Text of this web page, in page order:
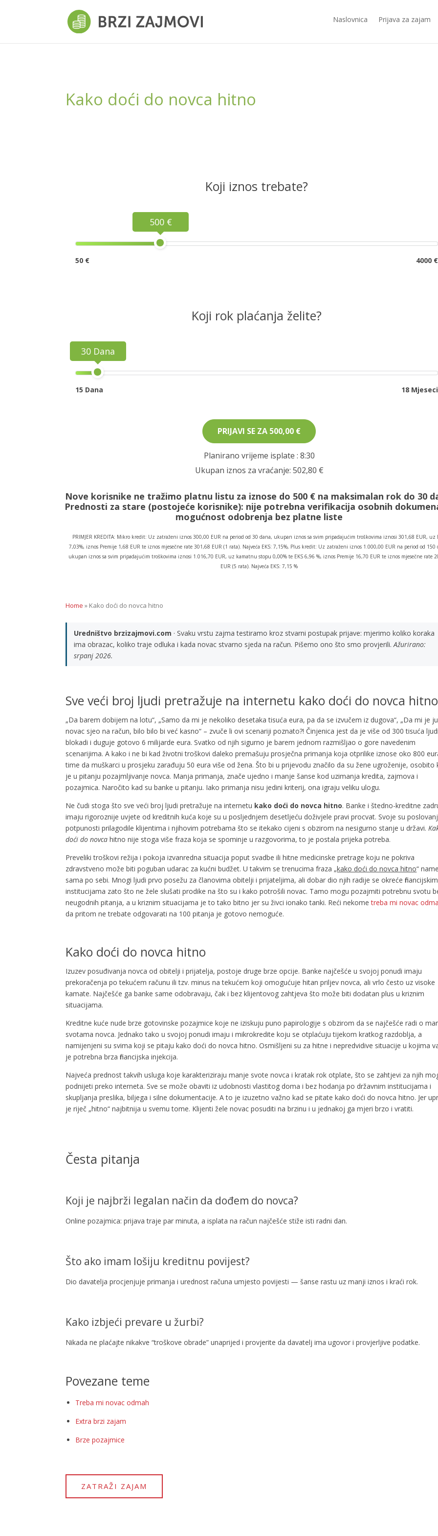
Naslovnica Prijava za zajam
Kako doći do novca hitno
Koji iznos trebate?
500 €
50 € 4000 €
Koji rok plaćanja želite?
30 Dana
15 Dana 18 Mjeseci
PRIJAVI SE ZA 500,00 €
Planirano vrijeme isplate : 8:30
Ukupan iznos za vraćanje: 502,80 €
Nove korisnike ne tražimo platnu listu za iznose do 500 € na maksimalan rok do 30
Prednosti za stare (postojeće korisnike): nije potrebna verifikacija osobnih
mogućnost odobrenja bez platne liste
PRIMJER KREDITA: Mikro kredit: Uz zatraženi iznos 300,00 EUR na period od 30 dana, ukupan iznos sa svim pripadajućim troškovima iznosi 301,68 EUR, uz
7,03%, iznos Premije 1,68 EUR te iznos mjesečne rate 301,68 EUR (1 rata). Najveća EKS: 7,15%, Plus kredit: Uz zatraženi iznos 1.000,00 EUR na period od 150
ukupan iznos sa svim pripadajućim troškovima iznosi 1.016,70 EUR, uz kamatnu stopu 0,00% te EKS 6,96 %, iznos Premije 16,70 EUR te iznos mjesečne rate
EUR (5 rata). Najveća EKS: 7,15 %
Home » Kako doći do novca hitno
Uredništvo brzizajmovi.com · Svaku vrstu zajma testiramo kroz stvarni postupak prijave: mjerimo koliko koraka
ima obrazac, koliko traje odluka i kada novac stvarno sjeda na račun. Pišemo ono što smo provjerili.Ažurirano:
srpanj 2026.
Sve veći broj ljudi pretražuje na internetu kako doći do novca hitno
„Da barem dobijem na lotu“, „Samo da mi je nekoliko desetaka tisuća eura, pa da se izvučem iz dugova“, „Da mi je
novac sjeo na račun, bilo bilo bi već kasno“ – zvuče li ovi scenariji poznato?! Činjenica jest da je više od 300 tisuća
blokadi i duguje gotovo 6 milijarde eura. Svatko od njih sigurno je barem jednom razmišljao o gore navedenim
scenarijima. A kako i ne bi kad životni troškovi daleko premašuju prosječna primanja koja otprilike iznose oko 800
time da muškarci u prosjeku zarađuju 50 eura više od žena. Što bi u prijevodu značilo da su žene ugroženije, osobito
je u pitanju pozajmljivanje novca. Manja primanja, znače ujedno i manje šanse kod uzimanja kredita, zajmova i
pozajmica. Naročito kad su banke u pitanju. Iako primanja nisu jedini kriterij, ona igraju veliku ulogu.
Ne čudi stoga što sve veći broj ljudi pretražuje na internetu kako doći do novca hitno. Banke i štedno-kreditne
imaju rigoroznije uvjete od kreditnih kuća koje su u posljednjem desetljeću doživjele pravi procvat. Svoje su
potpunosti prilagodile klijentima i njihovim potrebama što se itekako cijeni s obzirom na nesigurno stanje u državi.
doći do novca hitno nije stoga više fraza koja se spominje u razgovorima, to je postala prijeka potreba.
Preveliki troškovi režija i pokoja izvanredna situacija poput svadbe ili hitne medicinske pretrage koju ne pokriva
zdravstveno može biti poguban udarac za kućni budžet. U takvim se trenucima fraza „kako doći do novca hitno“
sama po sebi. Mnogi ljudi prvo posežu za članovima obitelji i prijateljima, ali dobar dio njih radije se okreće financijskim
institucijama zato što ne žele slušati prodike na što su i kako potrošili novac. Tamo mogu pozajmiti potrebnu svotu
neugodnih pitanja, a u kriznim situacijama je to tako bitno jer su živci ionako tanki. Reći nekometreba mi novac
da pritom ne trebate odgovarati na 100 pitanja je gotovo nemoguće.
Kako doći do novca hitno
Izuzev posuđivanja novca od obitelji i prijatelja, postoje druge brze opcije. Banke najčešće u svojoj ponudi imaju
prekoračenja po tekućem računu ili tzv. minus na tekućem koji omogućuje hitan priljev novca, ali vrlo često uz visoke
kamate. Najčešće ga banke same odobravaju, čak i bez klijentovog zahtjeva što može biti dodatan plus u kriznim
situacijama.
Kreditne kuće nude brze gotovinske pozajmice koje ne iziskuju puno papirologije s obzirom da se najčešće radi o
svotama novca. Jednako tako u svojoj ponudi imaju i mikrokredite koju se otplaćuju tijekom kratkog razdoblja, a
namijenjeni su svima koji se pitaju kako doći do novca hitno. Osmišljeni su za hitne i nepredvidive situacije u kojima
je potrebna brza financijska injekcija.
Najveća prednost takvih usluga koje karakteriziraju manje svote novca i kratak rok otplate, što se zahtjevi za njih
podnijeti preko interneta. Sve se može obaviti iz udobnosti vlastitog doma i bez hodanja po državnim institucijama i
skupljanja preslika, biljega i silne dokumentacije. A to je izuzetno važno kad se pitate kako doći do novca hitno. Jer
je riječ „hitno“ najbitnija u svemu tome. Klijenti žele novac posuditi na brzinu i u jednakoj ga mjeri brzo i vratiti.
Česta pitanja
Koji je najbrži legalan način da dođem do novca?
Online pozajmica: prijava traje par minuta, a isplata na račun najčešće stiže isti radni dan.
Što ako imam lošiju kreditnu povijest?
Dio davatelja procjenjuje primanja i urednost računa umjesto povijesti — šanse rastu uz manji iznos i kraći rok.
Kako izbjeći prevare u žurbi?
Nikada ne plaćajte nikakve “troškove obrade” unaprijed i provjerite da davatelj ima ugovor i provjerljive podatke.
Povezane teme
Treba mi novac odmah
Extra brzi zajam
Brze pozajmice
ZATRAŽI ZAJAM